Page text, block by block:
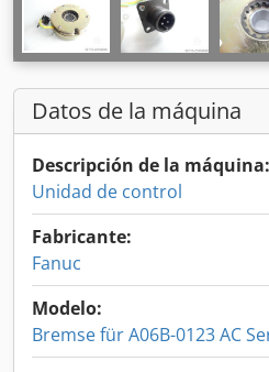
Datos de la máquina
Descripción de la máquina:
Unidad de control
Fabricante:
Fanuc
Modelo:
Bremse für A06B-0123 AC